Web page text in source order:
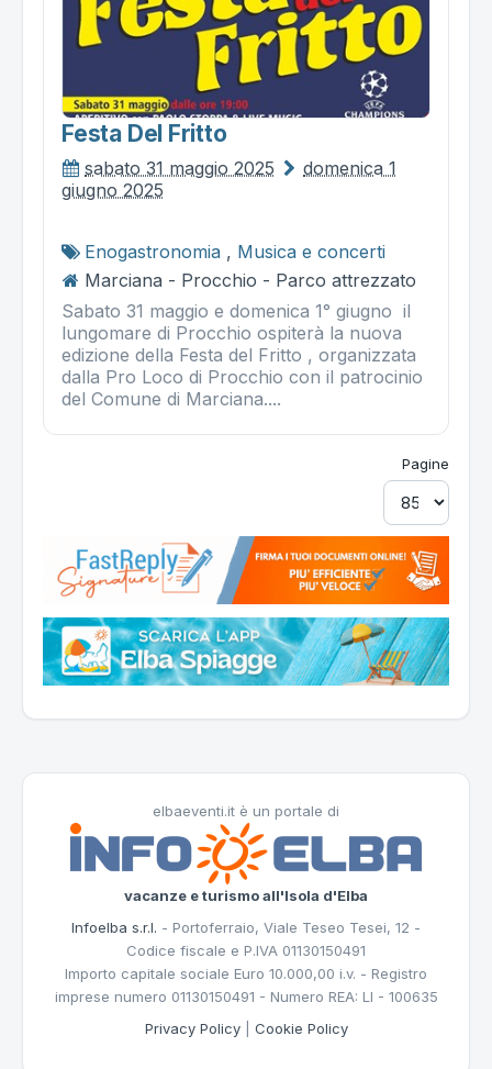
Festa Del Fritto
sabato 31 maggio 2025
domenica 1
giugno 2025
Enogastronomia , Musica e concerti
Marciana - Procchio - Parco attrezzato
Sabato 31 maggio e domenica 1° giugno il
lungomare di Procchio ospiterà la nuova
edizione della Festa del Fritto , organizzata
dalla Pro Loco di Procchio con il patrocinio
del Comune di Marciana....
Pagine
elbaeventi.it è un portale di
vacanze e turismo all'Isola d'Elba
Infoelba s.r.l. - Portoferraio, Viale Teseo Tesei, 12 -
Codice fiscale e P.IVA 01130150491
Importo capitale sociale Euro 10.000,00 i.v. - Registro
imprese numero 01130150491 - Numero REA: LI - 100635
Privacy Policy| Cookie Policy